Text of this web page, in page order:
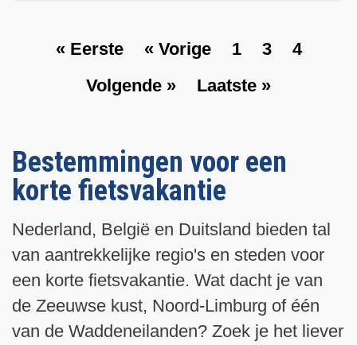
Paginering
E
e
p
a
i
n
a
« Eerste
V
r
e
p
a
i
n
a
« Vorige
P
g
1
P
g
3
P
4
V
e
n
e
p
a
g
i
n
Volgende »
L
s
t
p
a
g
i
n
a
Laatste »
Bestemmingen voor een
korte fietsvakantie
Nederland, België en Duitsland bieden tal
van aantrekkelijke regio's en steden voor
een korte fietsvakantie. Wat dacht je van
de Zeeuwse kust, Noord-Limburg of één
van de Waddeneilanden? Zoek je het liever